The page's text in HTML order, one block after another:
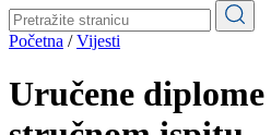
Pale-Prača
Kontakt
Početna /Vijesti